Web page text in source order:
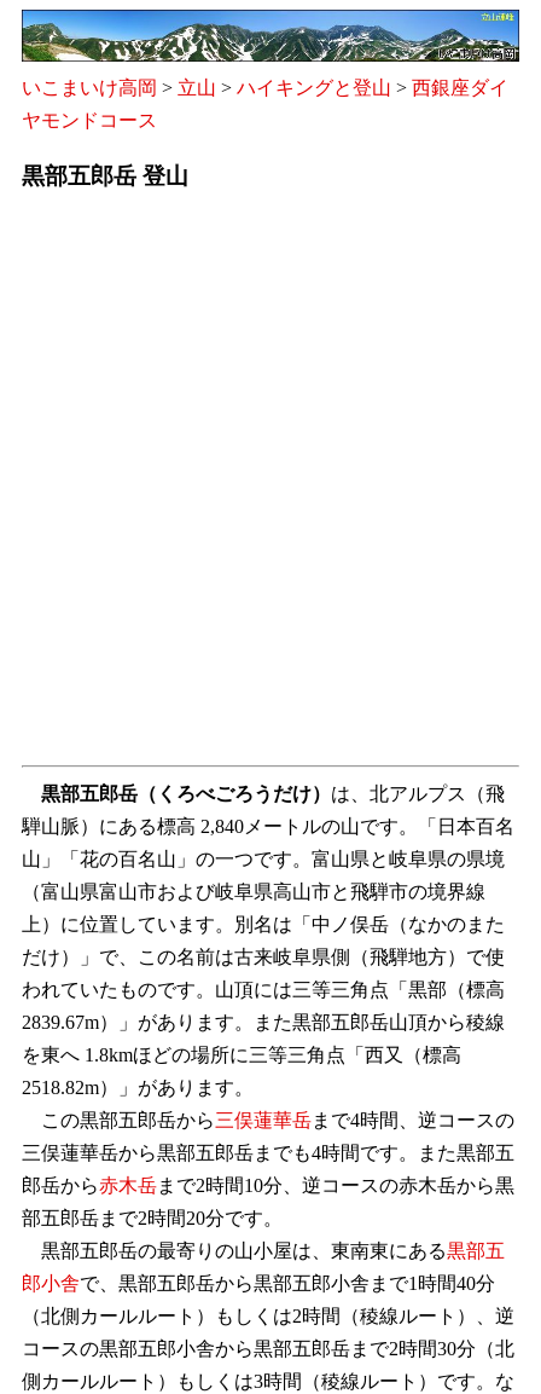
いこまいけ高岡 > 立山 > ハイキングと登山 > 西銀座ダイ
ヤモンドコース
黒部五郎岳 登山
黒部五郎岳 （くろべごろうだけ） は、北アルプス（飛
騨山脈）にある標高 2,840メートルの山です。「日本百名
山」「花の百名山」の一つです。富山県と岐阜県の県境
（富山県富山市および岐阜県高山市と飛騨市の境界線
上）に位置しています。別名は「中ノ俣岳（なかのまた
だけ）」で、この名前は古来岐阜県側（飛騨地方）で使
われていたものです。山頂には三等三角点「黒部（標高
2839.67m）」があります。また黒部五郎岳山頂から稜線
を東へ 1.8kmほどの場所に三等三角点「西又（標高
2518.82m）」があります。
この黒部五郎岳から三俣蓮華岳まで4時間、逆コースの
三俣蓮華岳から黒部五郎岳までも4時間です。また黒部五
郎岳から赤木岳まで2時間10分、逆コースの赤木岳から黒
部五郎岳まで2時間20分です。
黒部五郎岳の最寄りの山小屋は、東南東にある黒部五
郎小舎で、黒部五郎岳から黒部五郎小舎まで1時間40分
（北側カールルート）もしくは2時間（稜線ルート）、逆
コースの黒部五郎小舎から黒部五郎岳まで2時間30分（北
側カールルート）もしくは3時間（稜線ルート）です。な